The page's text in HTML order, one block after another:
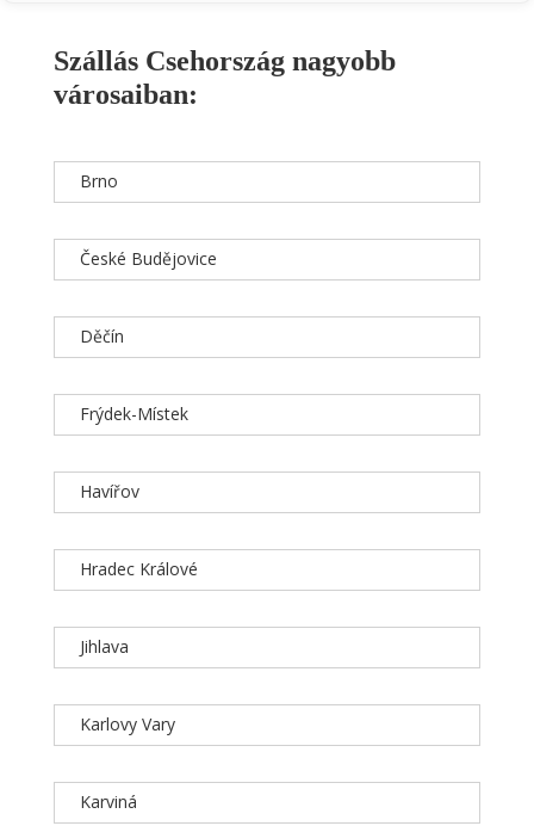
Szállás Csehország nagyobb
városaiban:
Brno
České Budějovice
Děčín
Frýdek-Místek
Havířov
Hradec Králové
Jihlava
Karlovy Vary
Karviná